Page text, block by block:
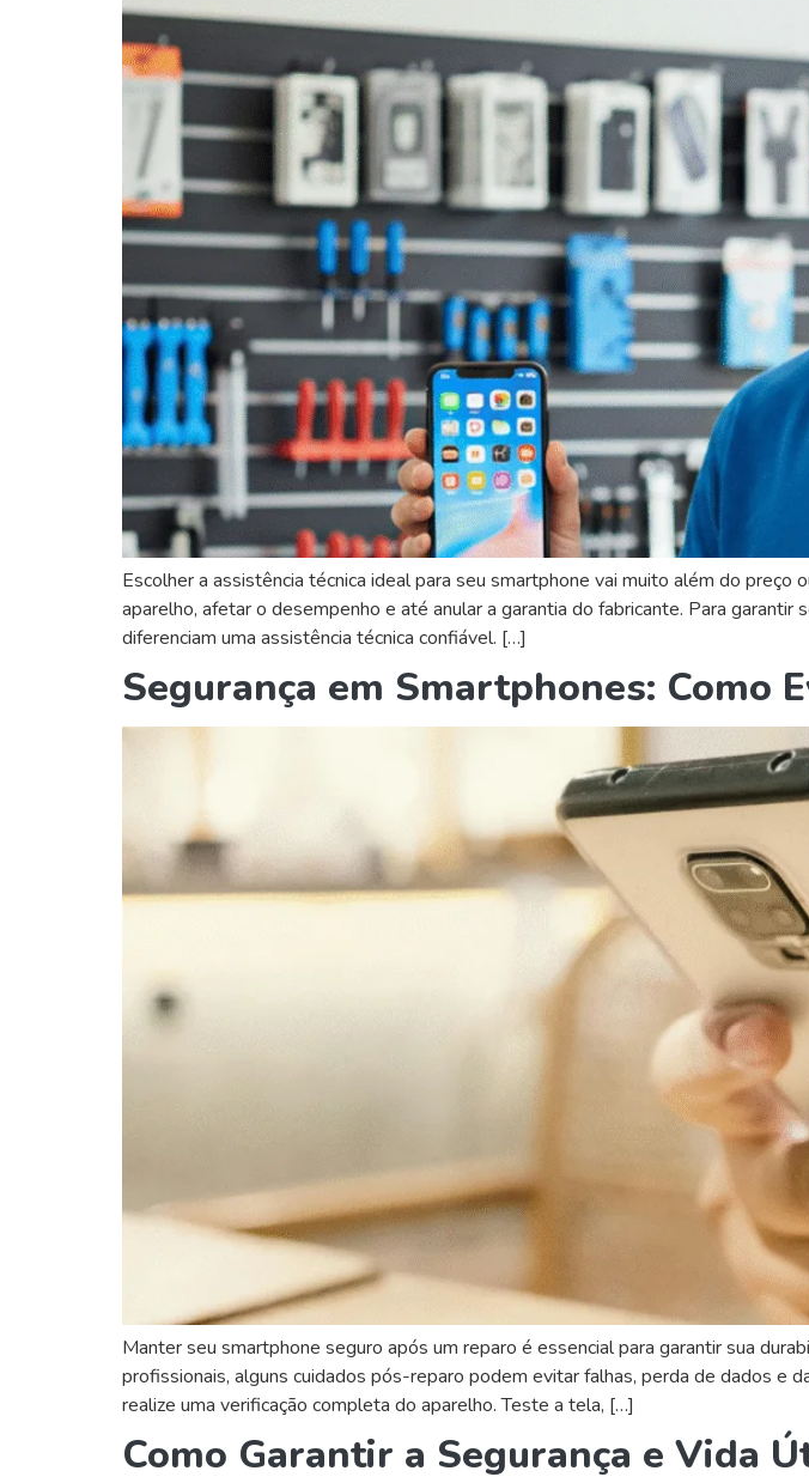
Escolher a assistência técnica ideal para seu smartphone vai muito além do
aparelho, afetar o desempenho e até anular a garantia do fabricante. Para
diferenciam uma assistência técnica confiável. […]
Segurança em Smartphones: Como
Manter seu smartphone seguro após um reparo é essencial para garantir sua
profissionais, alguns cuidados pós-reparo podem evitar falhas, perda de dados e
realize uma verificação completa do aparelho. Teste a tela, […]
Como Garantir a Segurança e Vida